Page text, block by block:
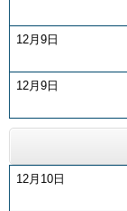
12月9日
12月9日
12月10日